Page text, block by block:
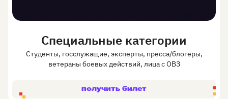
Специальные категории
Студенты, госслужащие, эксперты, пресса/блогеры,
ветераны боевых действий, лица с ОВЗ
получить билет